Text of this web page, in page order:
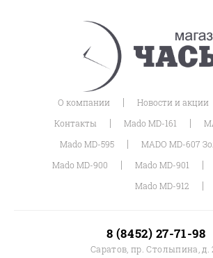
О компании | Новости и акции
Контакты | Mado MD-161 |
Mado MD-595 | MADO MD-607
Mado MD-900 | Mado MD-901 |
Mado MD-912 |
8 (8452) 27-71-98
Саратов, пр. Столыпина, д.